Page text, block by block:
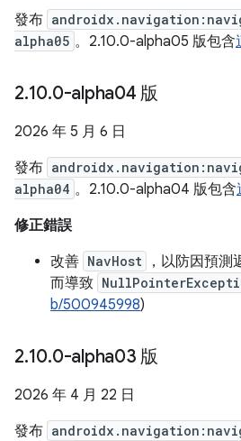
發布
alpha05 。2.10.0-alpha05 版包含
2.10.0-alpha04 版
2026 年 5 月 6 日
發布
alpha04 。2.10.0-alpha04 版包含
修正錯誤
改善 NavHost
，以防因預
而導致
b/500945998)
2.10.0-alpha03 版
2026 年 4 月 22 日
發布